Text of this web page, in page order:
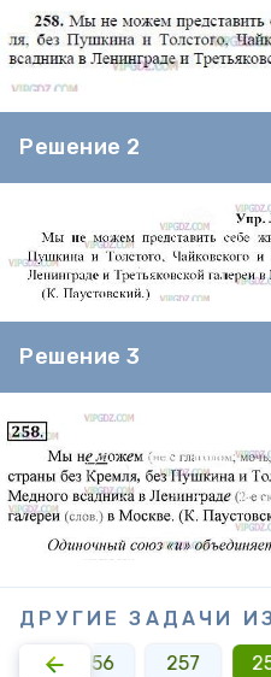
Решение 2
Решение 3
ДРУГИЕ ЗАДАЧИ
256 257